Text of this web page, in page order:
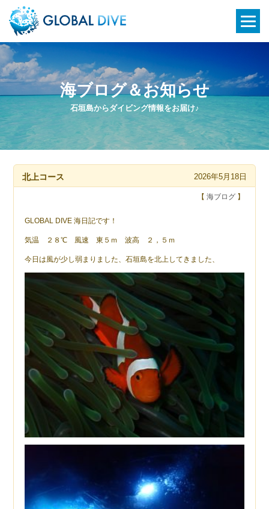
石垣島からダイビング情報をお届け♪
海ブログ＆お知らせ
北上コース 2026年5月18日
【 海ブログ】
GLOBAL DIVE 海日記です！
気温 ２８℃ 風速 東５ｍ 波高 ２，５ｍ
今日は風が少し弱まりました、石垣島を北上してきました、